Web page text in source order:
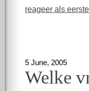
reageer als
5 June, 2005
Welke